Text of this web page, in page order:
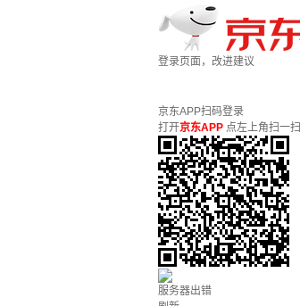
登录页面，改进建议
京东APP扫码登录
打开京东APP 点左上角扫一扫
服务器出错